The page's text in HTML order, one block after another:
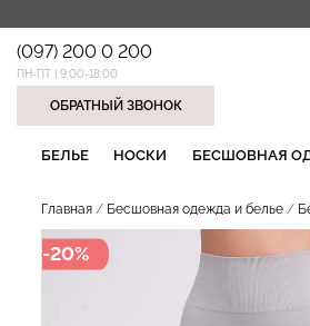
(097) 200 0 200
ПН-ПТ | 9:00-18:00
ОБРАТНЫЙ ЗВОНОК
БЕЛЬЕ НОСКИ БЕСШОВНАЯ
Главная Бесшовная одежда и белье
-20%
НАШИ ТРЕНДОВЫЕ